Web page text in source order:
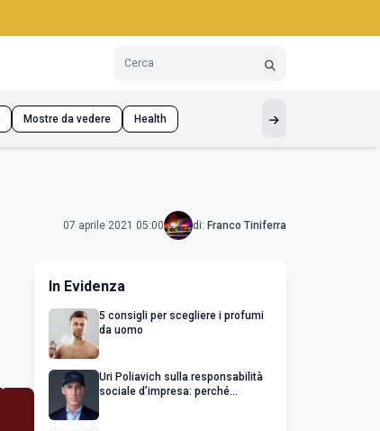
Mostre da vedere Health
07 aprile 2021 05:00 di: Franco Tiniferra
In Evidenza
5 consigli per scegliere i profumi
da uomo
Uri Poliavich sulla responsabilità
sociale d’impresa: perché